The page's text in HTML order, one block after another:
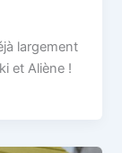
largement
et Aliène !